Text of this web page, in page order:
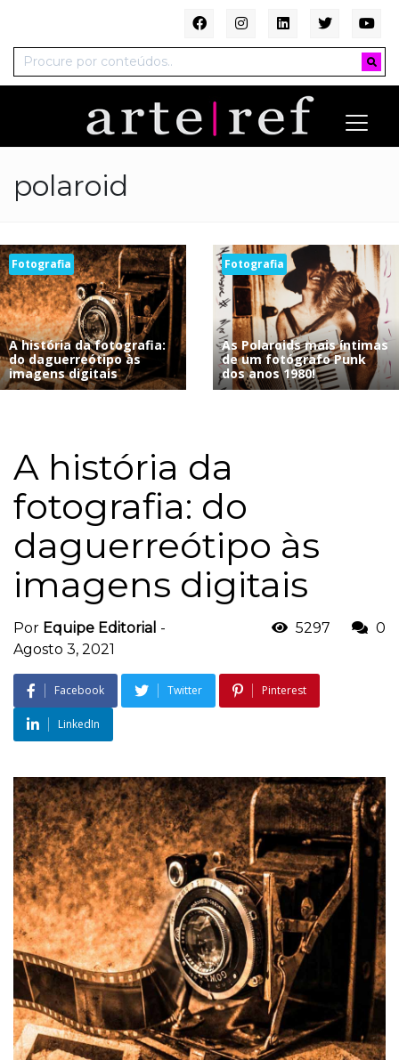
polaroid
Fotografia
A história da fotografia:
do daguerreótipo às
imagens digitais
Fotografia
As Polaroids mais íntimas
de um fotógrafo Punk
dos anos 1980!
A história da
fotografia: do
daguerreótipo às
imagens digitais
Por Equipe Editorial -
Agosto 3, 2021
5297 0
Facebook Twitter Pinterest
LinkedIn